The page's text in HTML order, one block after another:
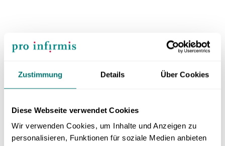
Zustimmung Details Über Cookies
Diese Webseite verwendet Cookies
Wir verwenden Cookies, um Inhalte und Anzeigen zu
personalisieren, Funktionen für soziale Medien anbieten
Kursort: